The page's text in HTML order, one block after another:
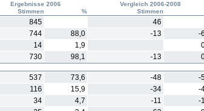
Ergebnisse 2006
Vergleich 2006-2008
Stimmen % Stimmen
845 46
744 88,0 -13 -
14 1,9
730 98,1 -13
537 73,6 -48 -
116 15,9 -34 -
34 4,7 -11 -